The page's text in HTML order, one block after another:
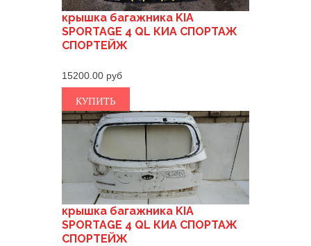
крышка багажника KIA
SPORTAGE 4 QL КИА СПОРТАЖ
СПОРТЕЙЖ
15200.00
КУПИТЬ
крышка багажника KIA
SPORTAGE 4 QL КИА СПОРТАЖ
СПОРТЕЙЖ